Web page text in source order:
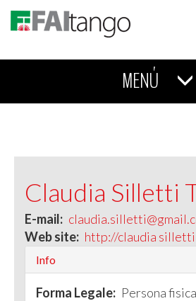
MENÚ
Claudia Silletti
E-mail:
Web site: http://claudia
Info
Forma Legale: Persona fisica